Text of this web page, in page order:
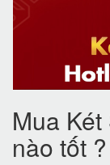
Mua
nào tốt ?